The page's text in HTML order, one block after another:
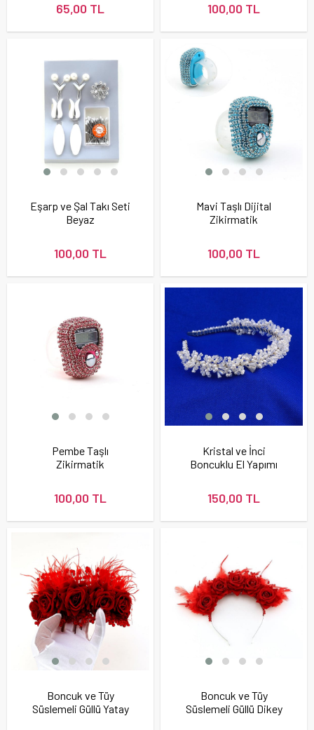
65,00 TL 100,00 TL
Eşarp ve Şal Takı Seti
Beyaz
100,00 TL
Mavi Taşlı Dijital
Zikirmatik
100,00 TL
Pembe Taşlı
Zikirmatik
100,00 TL
Kristal ve İnci
Boncuklu El Yapımı
150,00 TL
Boncuk ve Tüy
Süslemeli Güllü Yatay
Boncuk ve Tüy
Süslemeli Güllü Dikey